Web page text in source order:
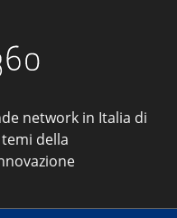
network in Italia di
della